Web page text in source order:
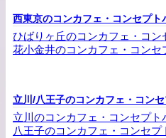
西東京のコンカフェ・コンセプト
ひばりヶ丘のコンカフェ・コン
花小金井のコンカフェ・コンセ
立川/八王子のコンカフェ・コン
立川のコンカフェ・コンセプト
八王子のコンカフェ・コンセプ